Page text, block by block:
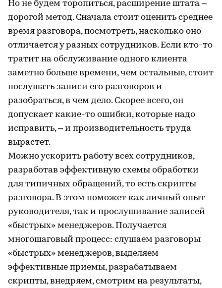
Но не будем торопиться, расширение штата –
дорогой метод. Сначала стоит оценить среднее
время разговора, посмотреть, насколько оно
отличается у разных сотрудников. Если кто-то
тратит на обслуживание одного клиента
заметно больше времени, чем остальные, стоит
послушать записи его разговоров и
разобраться, в чем дело. Скорее всего, он
допускает какие-то ошибки, которые надо
исправить, – и производительность труда
вырастет.
Можно ускорить работу всех сотрудников,
разработав эффективную схемы обработки
для типичных обращений, то есть скрипты
разговора. В этом поможет как личный опыт
руководителя, так и прослушивание записей
«быстрых» менеджеров. Получается
многошаговый процесс: слушаем разговоры
«быстрых» менеджеров, выделяем
эффективные приемы, разрабатываем
скрипты, внедряем, смотрим на результаты,